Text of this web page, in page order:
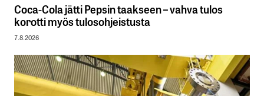
Coca-Cola jätti Pepsin taakseen – vahva tulos
korotti myös tulosohjeistusta
7.8.2026